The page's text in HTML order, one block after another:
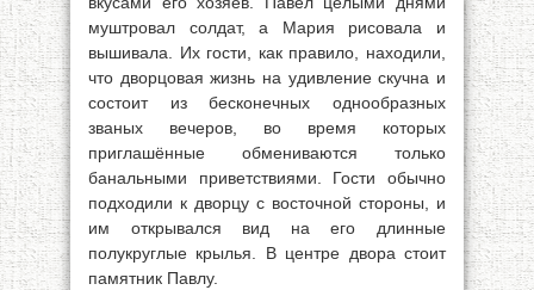
муштровал солдат, а Мария рисовала и
вышивала. Их гости, как правило, находили,
что дворцовая жизнь на удивление скучна и
состоит из бесконечных однообразных
званых вечеров, во время которых
приглашённые обмениваются только
банальными приветствиями. Гости обычно
подходили к дворцу с восточной стороны, и
им открывался вид на его длинные
полукруглые крылья. В центре двора стоит
памятник Павлу.